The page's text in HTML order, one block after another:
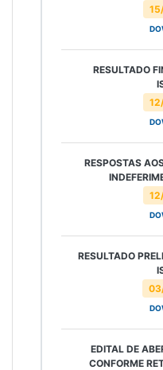
RESULTADO
RESPOSTAS
RESULTADO
EDITAL DE
CONFORME